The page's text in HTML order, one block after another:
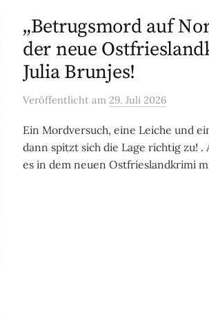
„Betrugsmord auf
der neue
Julia Brunjes!
Veröffentlicht am 29. Juli 2026
Ein Mordversuch, eine Leiche und
dann spitzt sich die Lage richtig zu! .
es in dem neuen Ostfrieslandkrimi